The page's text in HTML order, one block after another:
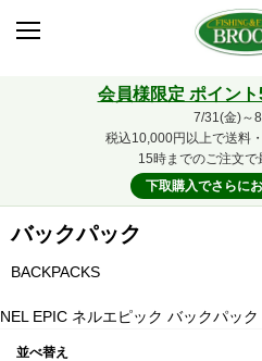
会員様限定 ポイント
7/31(金)～
税込10,000円以上で送料
15時までのご注文
下取購入でさらに
バックパック
BACKPACKS
NEL EPIC ネルエピック バックパッ
並べ替え